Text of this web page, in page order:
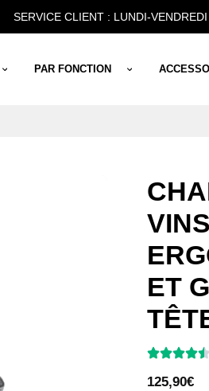
SERVICE CLIENT : LUNDI-
PAR FONCTION
ET
125,90€